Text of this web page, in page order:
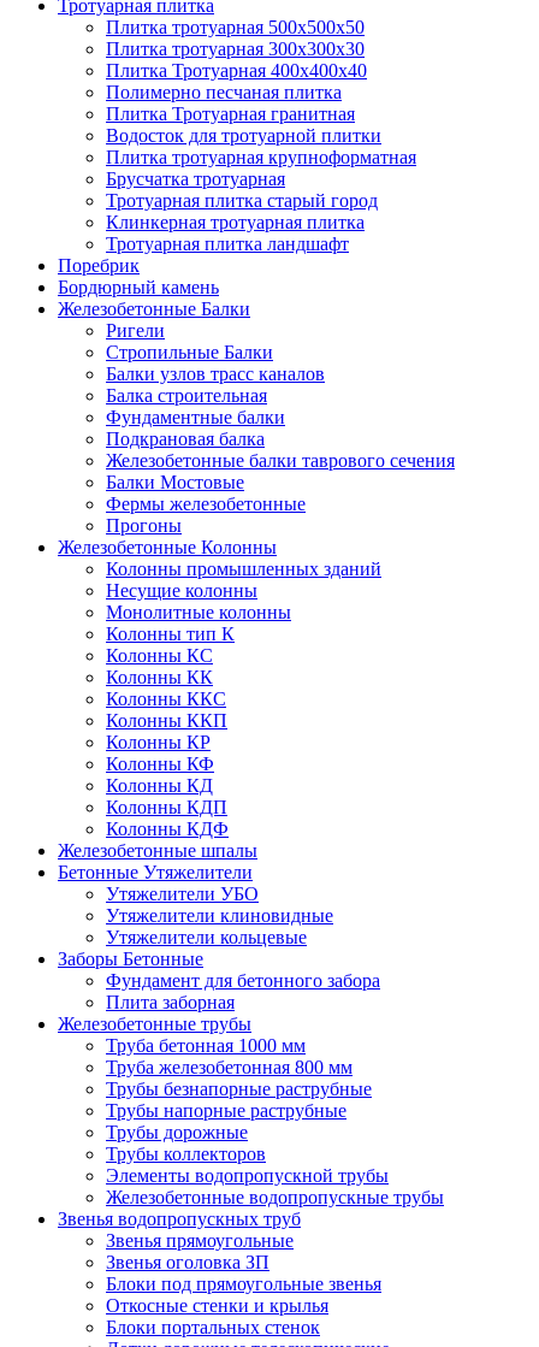
Тротуарная плитка
Плитка тротуарная 500х500х50
Плитка тротуарная 300х300х30
Плитка Тротуарная 400x400x40
Полимерно песчаная плитка
Плитка Тротуарная гранитная
Водосток для тротуарной плитки
Плитка тротуарная крупноформатная
Брусчатка тротуарная
Тротуарная плитка старый город
Клинкерная тротуарная плитка
Тротуарная плитка ландшафт
Поребрик
Бордюрный камень
Железобетонные Балки
Ригели
Стропильные Балки
Балки узлов трасс каналов
Балка строительная
Фундаментные балки
Подкрановая балка
Железобетонные балки таврового сечения
Балки Мостовые
Фермы железобетонные
Прогоны
Железобетонные Колонны
Колонны промышленных зданий
Несущие колонны
Монолитные колонны
Колонны тип К
Колонны КС
Колонны КК
Колонны ККС
Колонны ККП
Колонны КР
Колонны КФ
Колонны КД
Колонны КДП
Колонны КДФ
Железобетонные шпалы
Бетонные Утяжелители
Утяжелители УБО
Утяжелители клиновидные
Утяжелители кольцевые
Заборы Бетонные
Фундамент для бетонного забора
Плита заборная
Железобетонные трубы
Труба бетонная 1000 мм
Труба железобетонная 800 мм
Трубы безнапорные раструбные
Трубы напорные раструбные
Трубы дорожные
Трубы коллекторов
Элементы водопропускной трубы
Железобетонные водопропускные трубы
Звенья водопропускных труб
Звенья прямоугольные
Звенья оголовка ЗП
Блоки под прямоугольные звенья
Откосные стенки и крылья
Блоки портальных стенок